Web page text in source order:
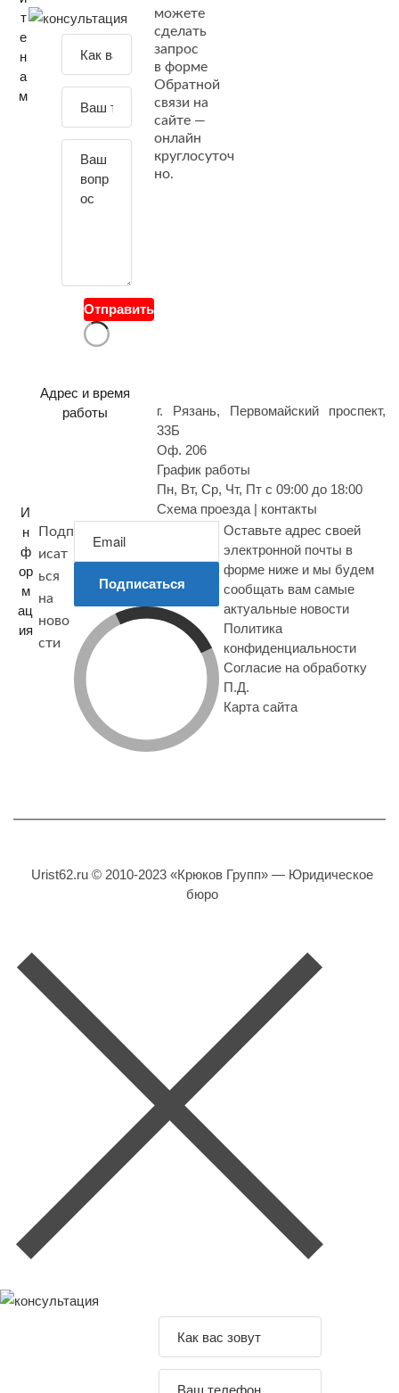
т
е
н
а
м
с
Отправить
можете
сделать
запрос
в форме
Обратной
связи на
сайте —
онлайн
круглосуточ
но.
Адрес и время
работы
г. Рязань, Первомайский проспект,
33Б
Оф. 206
График работы
Пн, Вт, Ср, Чт, Пт с 09:00 до 18:00
Схема проезда | контакты
И
н
ф
ор
м
ац
ия
Подп
исат
ься
на
ново
сти
Подписаться
Оставьте адрес своей
электронной почты в
форме ниже и мы будем
сообщать вам самые
актуальные новости
Политика
конфиденциальности
Согласие на обработку
П.Д.
Карта сайта
Urist62.ru © 2010-2023 «Крюков Групп» — Юридическое
бюро